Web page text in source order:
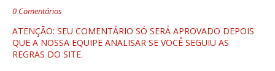
0 Comentários
ATENÇÃO: SEU COMENTÁRIO SÓ SERÁ APROVADO DEPOIS
QUE A NOSSA EQUIPE ANALISAR SE VOCÊ SEGUIU AS
REGRAS DO SITE.